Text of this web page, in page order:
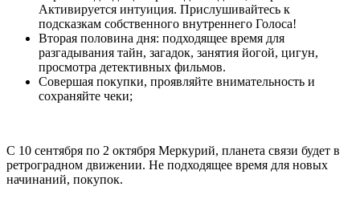
Активируется интуиция. Прислушивайтесь к
подсказкам собственного внутреннего Голоса!
Вторая половина дня: подходящее время для
разгадывания тайн, загадок, занятия йогой, цигун,
просмотра детективных фильмов.
Совершая покупки, проявляйте внимательность и
сохраняйте чеки;
С 10 сентября по 2 октября Меркурий, планета связи будет в
ретроградном движении. Не подходящее время для новых
начинаний, покупок.